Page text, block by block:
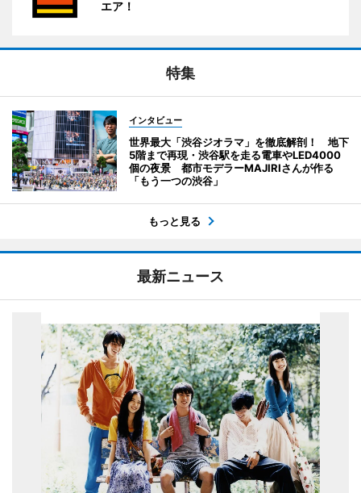
エア！
特集
インタビュー
世界最大「渋谷ジオラマ」を徹底解剖！ 地下
5階まで再現・渋谷駅を走る電車やLED4000
個の夜景 都市モデラーMAJIRIさんが作る
「もう一つの渋谷」
もっと見る
最新ニュース